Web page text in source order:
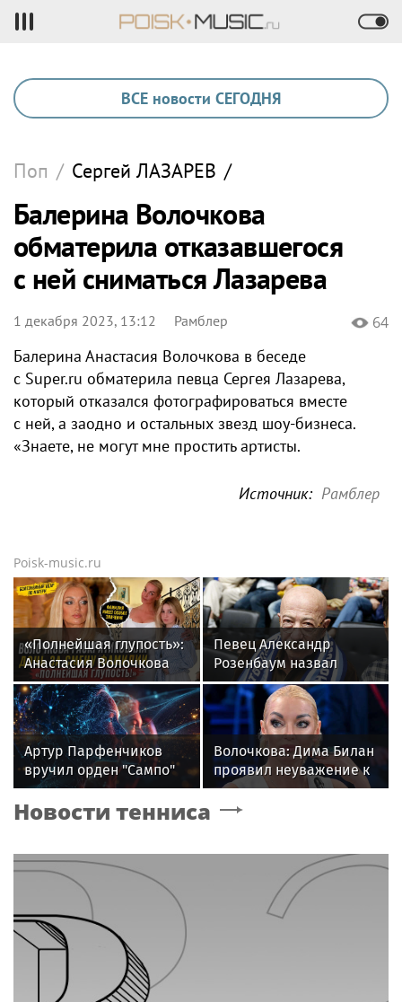
ВСЕ новости СЕГОДНЯ
Поп / Сергей ЛАЗАРЕВ /
Балерина Волочкова
обматерила отказавшегося
с ней сниматься Лазарева
1 декабря 2023, 13:12 Рамблер 64
Балерина Анастасия Волочкова в беседе
с Super.ru обматерила певца Сергея Лазарева,
который отказался фотографироваться вместе
с ней, а заодно и остальных звезд шоу-бизнеса.
«Знаете, не могут мне простить артисты.
Источник: Рамблер
Poisk-music.ru
«Полнейшая глупость»:
Анастасия Волочкова
осудила дочь за отказ
от знаменитой
фамилии
Певец Александр
Розенбаум назвал
Любовь Орлову
настоящей звездой
Артур Парфенчиков
вручил орден "Сампо"
семье Бориса Одлиса
Волочкова: Дима Билан
проявил неуважение к
зрителям на своем
концерте в Москве
Новости тенниса